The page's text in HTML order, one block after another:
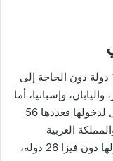
يمكن لحامل جواز السفر الامريكي دخول 110 دولة دون الحاجة إلى
وإسبانيا، أما
الدول التي يحتاج إلى إصدار فيزا عند الوصول لدخولها فعددها 56
العربية
السعودية، ويبلغ عدد الدول التي لا يمكنه دخولها دون فيزا 26 دولة،